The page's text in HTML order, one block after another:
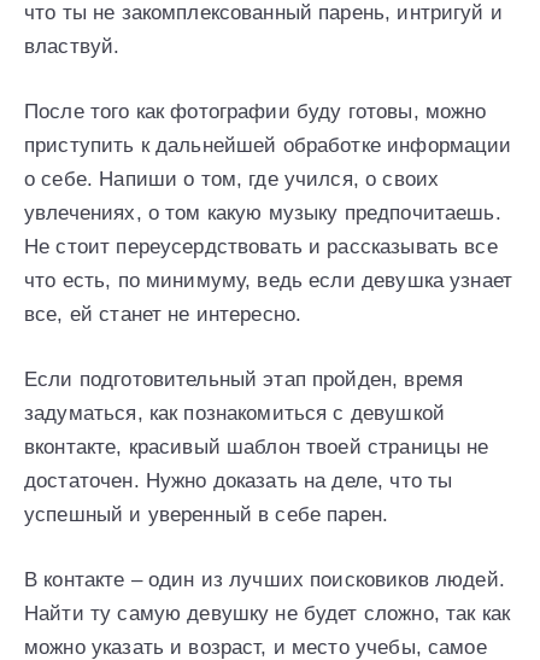
что ты не закомплексованный парень, интригуй и
властвуй.
После того как фотографии буду готовы, можно
приступить к дальнейшей обработке информации
о себе. Напиши о том, где учился, о своих
увлечениях, о том какую музыку предпочитаешь.
Не стоит переусердствовать и рассказывать все
что есть, по минимуму, ведь если девушка узнает
все, ей станет не интересно.
Если подготовительный этап пройден, время
задуматься, как познакомиться с девушкой
вконтакте, красивый шаблон твоей страницы не
достаточен. Нужно доказать на деле, что ты
успешный и уверенный в себе парен.
В контакте – один из лучших поисковиков людей.
Найти ту самую девушку не будет сложно, так как
можно указать и возраст, и место учебы, самое